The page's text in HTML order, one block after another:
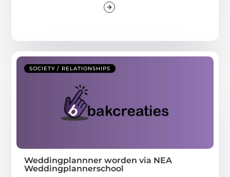
SOCIETY / RELATIONSHIPS
Weddingplannner worden via NEA
Weddingplannerschool